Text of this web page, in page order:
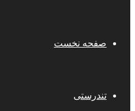
صفحه نخست
تندرستی